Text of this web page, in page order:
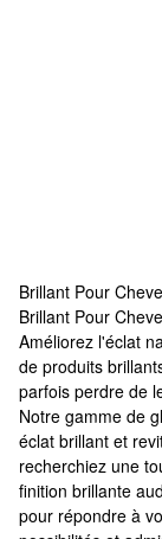
Brillant Pour
Brillant Pour
Brillant Pour
Améliorez l'éclat
de produits
parfois perdre de
Notre gamme de
éclat brillant et
recherchiez une
finition brillante
pour répondre à